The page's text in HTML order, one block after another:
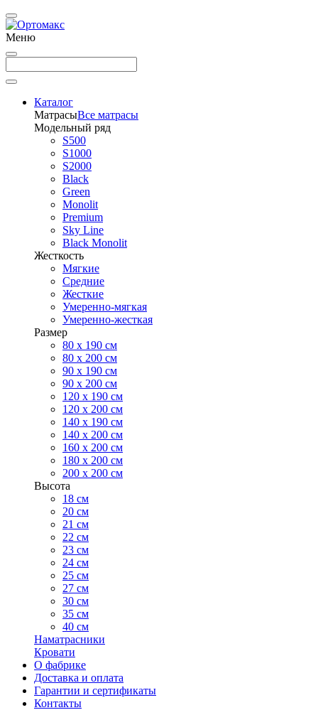
Меню
Каталог
МатрасыВсе матрасы
Модельный ряд
S500
S1000
S2000
Black
Green
Monolit
Premium
Sky Line
Black Monolit
Жесткость
Мягкие
Средние
Жесткие
Умеренно-мягкая
Умеренно-жесткая
Размер
80 х 190 см
80 х 200 см
90 х 190 см
90 х 200 см
120 х 190 см
120 х 200 см
140 х 190 см
140 х 200 см
160 х 200 см
180 х 200 см
200 х 200 см
Высота
18 см
20 см
21 см
22 см
23 см
24 см
25 см
27 см
30 см
35 см
40 см
Наматрасники
Кровати
О фабрике
Доставка и оплата
Гарантии и сертификаты
Контакты